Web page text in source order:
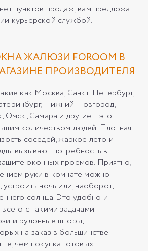
пунктов продаж, вам предложат
курьерской службой.
ЖАЛЮЗИ FOROOM В
ПРОИЗВОДИТЕЛЯ
как Москва, Санкт-Петербург,
Нижний Новгород,
Омск, Самара и другие – это
количеством людей. Плотная
соседей, жаркое лето и
вызывают потребность в
оконных проемов. Приятно,
руки в комнате можно
устроить ночь или, наоборот,
солнца. Это удобно и
с такими задачами
и рулонные шторы,
на заказ в большинстве
чем покупка готовых